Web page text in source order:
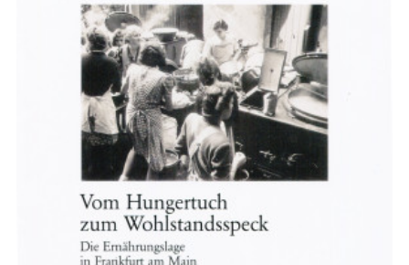
Institut für Stadtgeschichte
JAHRESBERICHT 2024